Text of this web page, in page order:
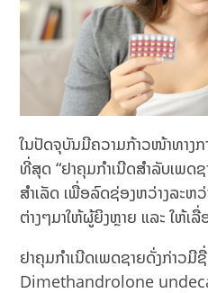
ໃນປັດຈຸບັນມີຄວາມກ້າວໜ້າທາງ
ທີ່ສຸດ “ຢາຄຸມກຳເນີດສຳລັບເພດ
ສຳເລັດ ເພື່ອລົດຊ່ອງຫວ່າງລະຫ
ຕ່າງໆມາໃຫ້ຜູ້ຍິງຫຼາຍ ແລະ ໃຫ້ເ
ຢາຄຸມກຳເນີດເພດຊາຍດັ່ງກ່າວມີ
Dimethandrolone